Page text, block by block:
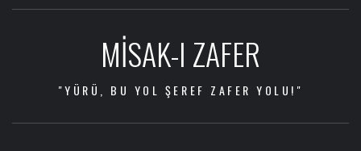
MISAK-I ZAFER
"YÜRÜ, BU YOL ŞEREF ZAFER YOLU!"